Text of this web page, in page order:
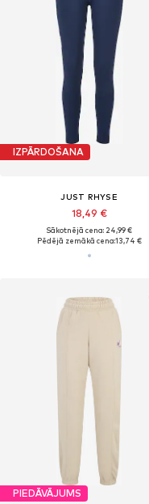
IZPĀRDOŠANA
JUST RHYSE
18,49 €
Sākotnējā cena: 24,99 €
Pēdējā zemākā cena:13,74 €
PIEDĀVĀJUMS